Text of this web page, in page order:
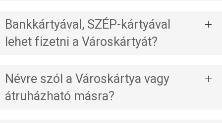
Bankkártyával, SZÉP-kártyával
lehet fizetni a Városkártyát?
Névre szól a Városkártya vagy
átruházható másra?